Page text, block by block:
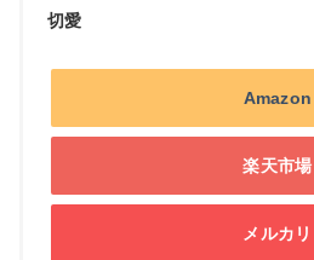
切愛
Amazon
楽天市場
メルカリ